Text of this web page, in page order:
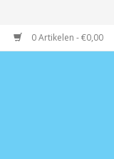
0 Artikelen - €0,00